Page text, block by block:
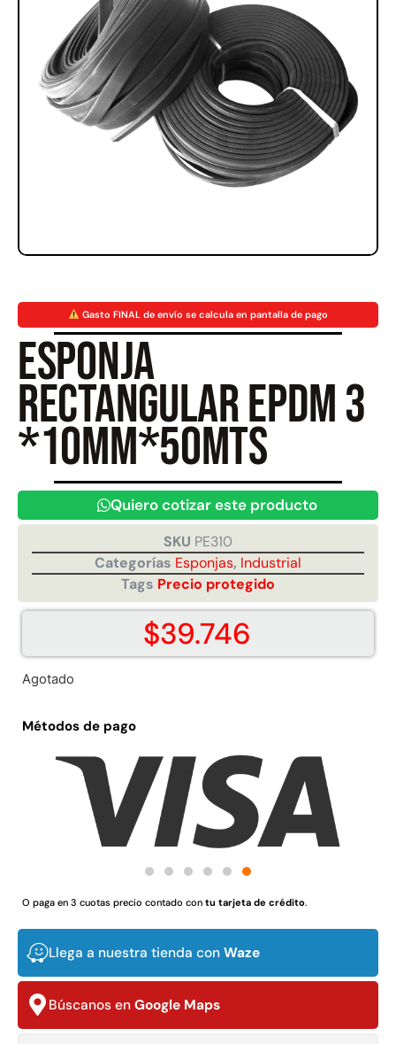
Gasto FINAL de envío se calcula en pantalla de pago
Esponja
rectangular EPDM 3
*10mm*50mts
Quiero cotizar este producto
SKU PE310
Categorías Esponjas, Industrial
Tags Precio protegido
$39.746
Agotado
Métodos de pago
O paga en 3 cuotas precio contado con tu tarjeta de crédito.
Llega a nuestra tienda con Waze
Búscanos en Google Maps
Rampa Móvil Hidráulica
carga 10ton
22.711.412
Juego Modular 35
QplayGround
$5.926.486
Leer más
Juego Modular 40
$4.859.984
Juego Modular 25
QplayGround
$9.558.557
$4.790.000
Agregar al carrito
Juego Modular 02
QplayGround
4.507.990
Juego Modular 01
QplayGround
$ 4.415.700
37%